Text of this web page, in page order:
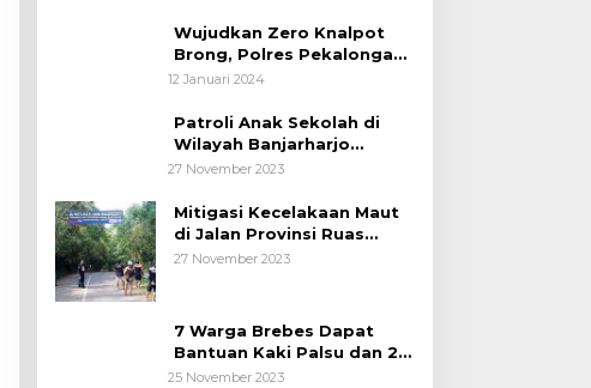
Wujudkan Zero Knalpot
Brong, Polres Pekalongan
Kota Berikan Edukasi
12 Januari 2024
Patroli Anak Sekolah di
Wilayah Banjarharjo
Brebes
27 November 2023
Mitigasi Kecelakaan Maut
di Jalan Provinsi Ruas
Banjarharjo-Salem
27 November 2023
7 Warga Brebes Dapat
Bantuan Kaki Palsu dan 2
Operasi Bibir Sumbing
25 November 2023